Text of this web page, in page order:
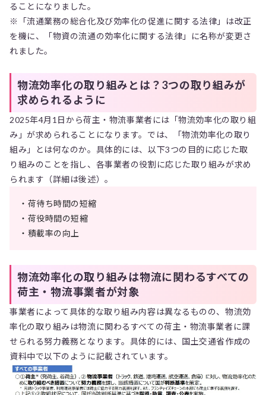
ることになりました。
※「流通業務の総合化及び効率化の促進に関する法律」は改正
を機に、「物資の流通の効率化に関する法律」に名称が変更さ
れました。
物流効率化の取り組みとは？3つの取り組みが
求められるように
2025年4月1日から荷主・物流事業者には「物流効率化の取り組
み」が求められることになります。では、「物流効率化の取り
組み」とは何なのか。具体的には、以下3つの目的に応じた取
り組みのことを指し、各事業者の役割に応じた取り組みが求め
られます（詳細は後述）。
・荷待ち時間の短縮
・荷役時間の短縮
・積載率の向上
物流効率化の取り組みは物流に関わるすべての
荷主・物流事業者が対象
事業者によって具体的な取り組み内容は異なるものの、物流効
率化の取り組みは物流に関わるすべての荷主・物流事業者に課
せられる努力義務となります。具体的には、国土交通省作成の
資料中で以下のように記載されています。